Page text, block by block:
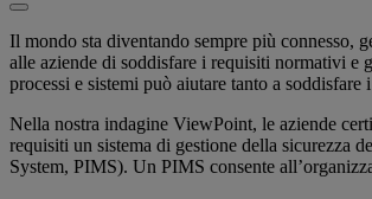
Il mondo sta diventando sempre più connesso,
alle aziende di soddisfare i requisiti normativi
processi e sistemi può aiutare tanto a
Nella nostra indagine ViewPoint, le aziende
requisiti un sistema di gestione della sicurezza
System, PIMS). Un PIMS consente